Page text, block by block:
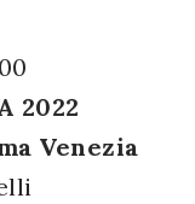
2022
Venezia